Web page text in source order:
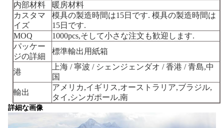
内部材料
暖房材料
カスタマ
イズ
模具の製造時間は15日です. 模具の製造時間は
15日です.
MOQ
1000pcs,そして小さな注文も歓迎します.
パッケー
ジの詳細
標準輸出用紙箱
港
上海 / 寧波 / シェンジェンダオ / 香港 / 青島,中
国
輸出
アメリカ,イギリス,オーストラリア,ブラジル,
タイ,シンガポール,南
詳細な画像